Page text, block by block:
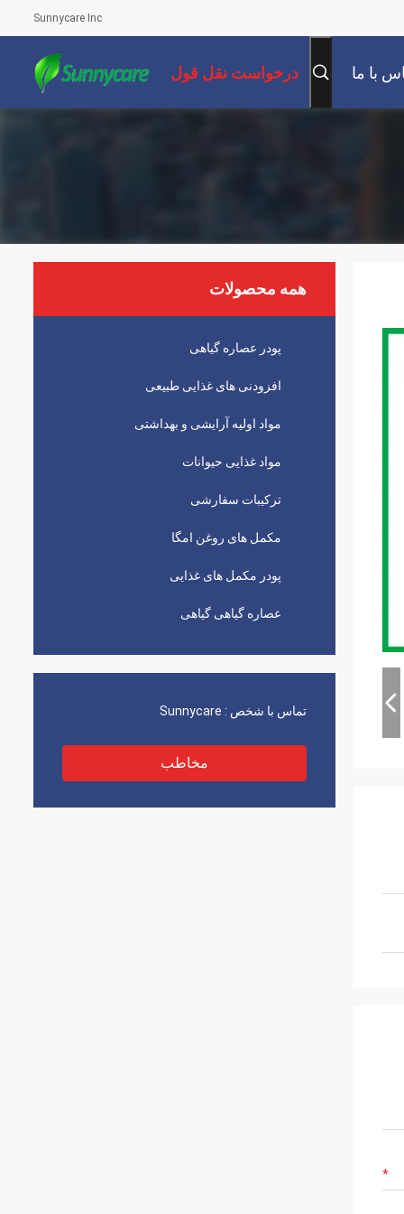
Sunnycare Inc
با ما درخواست نقل قول
همه محصولات
پودر عصاره گیاهی
افزودنی های غذایی طبیعی
مواد اولیه آرایشی و بهداشتی
مواد غذایی حیوانات
ترکیبات سفارشی
مکمل های روغن امگا
پودر مکمل های غذایی
عصاره گیاهی گیاهی
تماس با شخص : Sunnycare
مخاطب